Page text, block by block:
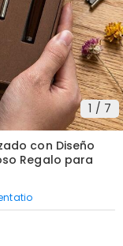
1 / 7
con Diseño
Regalo para